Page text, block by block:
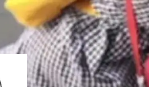
更高要求。 首先是数据
多数普通研发场景，公
用和效率提升的需求。
等对数据安全要求较...
建设，算力构成形态逐
也在发生变化：不只是
看清混合算力时代下，
否被充分利用，以及持
化。 深信服AI算力网关
从Token治理和成本治
一份算力都看得清、管
的作者之一。
首席科学家。 Jeff D
年后，宣布离职。 他
的还有 Sanjay Ghema
23，Jeff Dean 二十多
和 Bigtable 的共同
大脑核心成员，Se
发布：界面
记忆搜索增强
文编码智能体，这一轮
得住」三件事一次补
SolonCode 是杭州无
端编码智能体——一位全
释放AI Coding